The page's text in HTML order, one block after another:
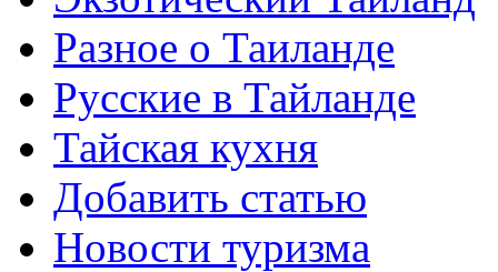
Разное о Таиланде
Русские в Тайланде
Тайская кухня
Добавить статью
Новости туризма